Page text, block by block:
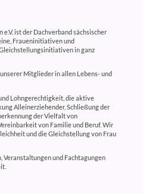
e.V. ist der Dachverband sächsischer
Fraueninitiativen und
in ganz
Mitglieder in allen Lebens- und
Lohngerechtigkeit, die aktive
Alleinerziehender, Schließung der
der Vielfalt von
von Familie und Beruf. Wir
und die Gleichstellung von Frau
Veranstaltungen und Fachtagungen